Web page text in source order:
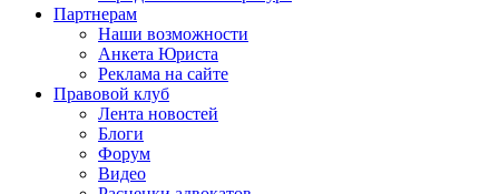
Партнерам
Наши возможности
Анкета Юриста
Реклама на сайте
Правовой клуб
Лента новостей
Блоги
Форум
Видео